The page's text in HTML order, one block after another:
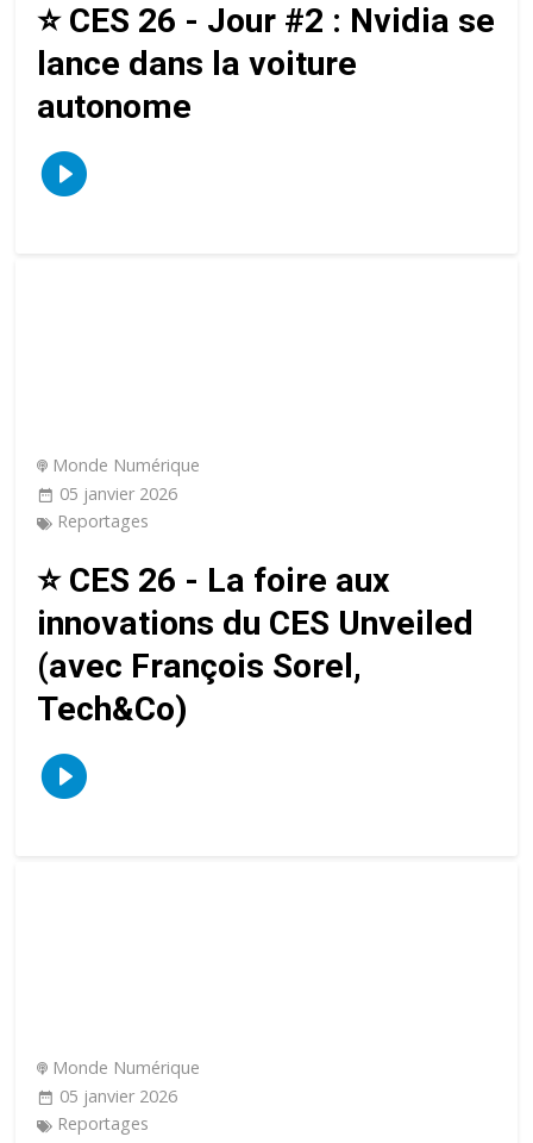
⭐️ CES 26 - Jour #2 : Nvidia se
lance dans la voiture
autonome
Monde Numérique
05 janvier 2026
Reportages
⭐️ CES 26 - La foire aux
innovations du CES Unveiled
(avec François Sorel,
Tech&Co)
Monde Numérique
05 janvier 2026
Reportages